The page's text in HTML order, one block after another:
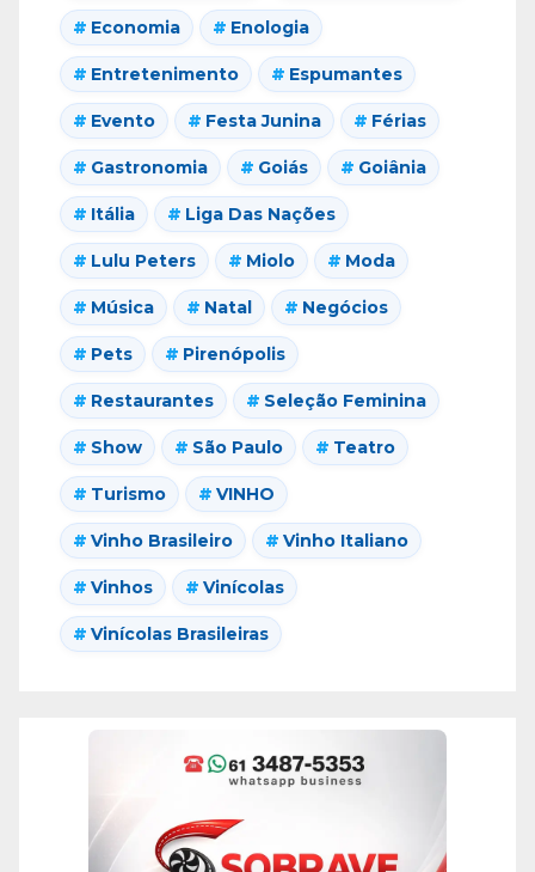
Economia Enologia
Entretenimento Espumantes
Evento Festa Junina Férias
Gastronomia Goiás Goiânia
Itália Liga Das Nações
Lulu Peters Miolo Moda
Música Natal Negócios
Pets Pirenópolis
Restaurantes Seleção Feminina
Show São Paulo Teatro
Turismo VINHO
Vinho Brasileiro Vinho Italiano
Vinhos Vinícolas
Vinícolas Brasileiras